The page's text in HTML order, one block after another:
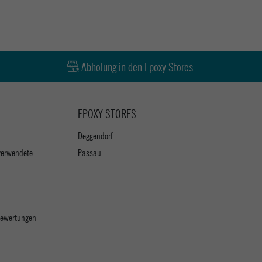
Abholung in den Epoxy Stores
EPOXY STORES
Deggendorf
Passau